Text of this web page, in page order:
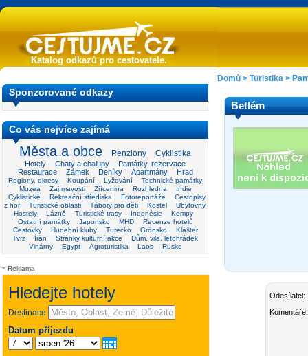
Katalog odkazů pro cestovatele.
Sponzorované odkazy
Co vás nejvíce zajímá
Města a obce Penziony Cyklistika
Hotely Chaty a chalupy
Památky, rezervace
Restaurace
Zámek Deníky Apartmány Hrad
Regiony, okresy Koupání Lyžování
Technické památky
Muzea
Zajímavosti Zřícenina Rozhledna
Indie
Cyklistické
Rekreační střediska Fotoreportáže
Cestopisy
z hor
Turistické oblasti Tábory pro děti Kostel
Ubytovny,
Hostely
Lázně Turistické trasy Indonésie
Kempy
Ostatní památky
Japonsko MHD
Recenze hotelů
Cestovky
Hudební kluby Turecko Grónsko
Klášter
Tvrz
Írán Stránky kulturní akce
Dům, vila, letohrádek
Vinárny
Egypt Agroturistika Laos Rusko
Reklama
Domů > Turistika >
Betlém
Odesílatel:
Komentáře: